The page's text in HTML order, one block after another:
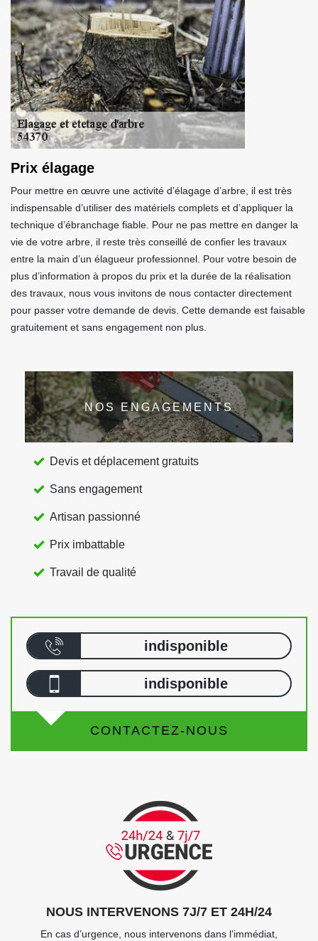
Prix élagage
Pour mettre en œuvre une activité d’élagage d’arbre, il est très
indispensable d’utiliser des matériels complets et d’appliquer la
technique d’ébranchage fiable. Pour ne pas mettre en danger la
vie de votre arbre, il reste très conseillé de confier les travaux
entre la main d’un élagueur professionnel. Pour votre besoin de
plus d’information à propos du prix et la durée de la réalisation
des travaux, nous vous invitons de nous contacter directement
pour passer votre demande de devis. Cette demande est faisable
gratuitement et sans engagement non plus.
NOS ENGAGEMENTS
Devis et déplacement gratuits
Sans engagement
Artisan passionné
Prix imbattable
Travail de qualité
indisponible
indisponible
CONTACTEZ-NOUS
NOUS INTERVENONS 7J/7 ET 24H/24
En cas d’urgence, nous intervenons dans l’immédiat,